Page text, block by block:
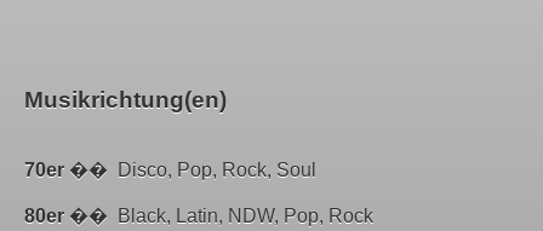
Musikrichtung(en)
70er �� Disco, Pop, Rock, Soul
80er �� Black, Latin, NDW, Pop, Rock